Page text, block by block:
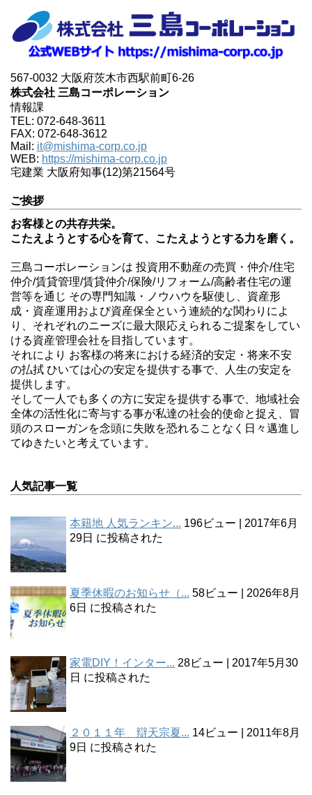
567-0032 大阪府茨木市西駅前町6-26
株式会社 三島コーポレーション
情報課
TEL: 072-648-3611
FAX: 072-648-3612
Mail: it@mishima-corp.co.jp
WEB: https://mishima-corp.co.jp
宅建業 大阪府知事(12)第21564号
ご挨拶
お客様との共存共栄。
こたえようとする心を育て、こたえようとする力を磨く。
三島コーポレーションは 投資用不動産の売買・仲介/住宅
仲介/賃貸管理/賃貸仲介/保険/リフォーム/高齢者住宅の運
営等を通じ その専門知識・ノウハウを駆使し、資産形
成・資産運用および資産保全という連続的な関わりによ
り、それぞれのニーズに最大限応えられるご提案をしてい
ける資産管理会社を目指しています。
それにより お客様の将来における経済的安定・将来不安
の払拭 ひいては心の安定を提供する事で、人生の安定を
提供します。
そして一人でも多くの方に安定を提供する事で、地域社会
全体の活性化に寄与する事が私達の社会的使命と捉え、冒
頭のスローガンを念頭に失敗を恐れることなく日々邁進し
てゆきたいと考えています。
人気記事一覧
本籍地 人気ランキン... 196ビュー
2017年6月
29日 に投稿された
夏季休暇のお知らせ（... 58ビュー
2026年8月
6日 に投稿された
家電DIY！インター... 28ビュー
2017年5月30
日 に投稿された
２０１１年 辯天宗夏... 14ビュー
2011年8月
9日 に投稿された